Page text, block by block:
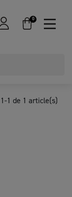
0
1 de 1 article(s)